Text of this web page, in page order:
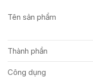
Tên sản phẩm
Thành phần
Công dụng